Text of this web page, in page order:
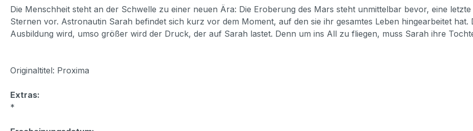
Die Menschheit steht an der Schwelle zu einer neuen Ära: Die Eroberung des Mars steht unmittelbar bevor, eine
Sternen vor. Astronautin Sarah befindet sich kurz vor dem Moment, auf den sie ihr gesamtes Leben hingearbeitet
Ausbildung wird, umso größer wird der Druck, der auf Sarah lastet. Denn um ins All zu fliegen, muss Sarah ihre
Originaltitel: Proxima
Extras:
*